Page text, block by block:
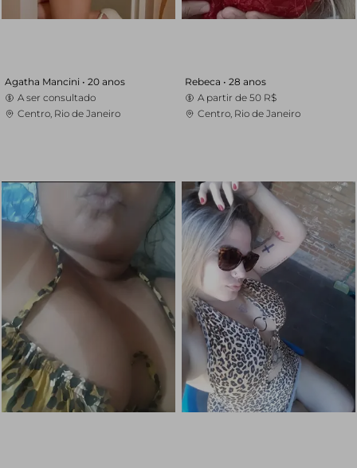
Agatha Mancini • 20 anos
A ser consultado
Centro, Rio de Janeiro
Rebeca • 28 anos
A partir de 50 R$
Centro, Rio de Janeiro